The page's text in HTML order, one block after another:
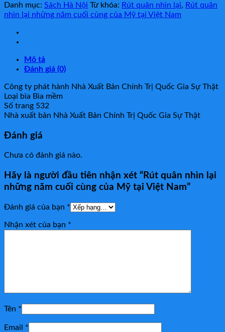
Danh mục: Sách Hà Nội Từ khóa: Rút quân nhìn lại, Rút quân
nhìn lại những năm cuối cùng của Mỹ tại Việt Nam
Mô tả
Đánh giá (0)
Công ty phát hành Nhà Xuất Bản Chính Trị Quốc Gia Sự Thật
Loại bìa Bìa mềm
Số trang 532
Nhà xuất bản Nhà Xuất Bản Chính Trị Quốc Gia Sự Thật
Đánh giá
Chưa có đánh giá nào.
Hãy là người đầu tiên nhận xét “Rút quân nhìn lại
những năm cuối cùng của Mỹ tại Việt Nam”
Đánh giá của bạn *
Nhận xét của bạn *
Tên *
Email *